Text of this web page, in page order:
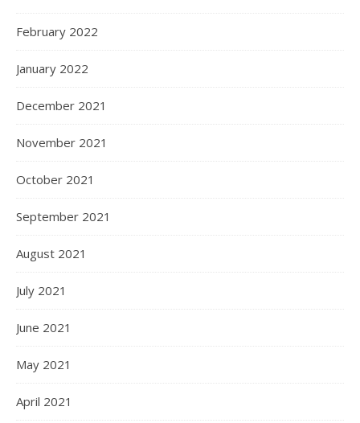
February 2022
January 2022
December 2021
November 2021
October 2021
September 2021
August 2021
July 2021
June 2021
May 2021
April 2021